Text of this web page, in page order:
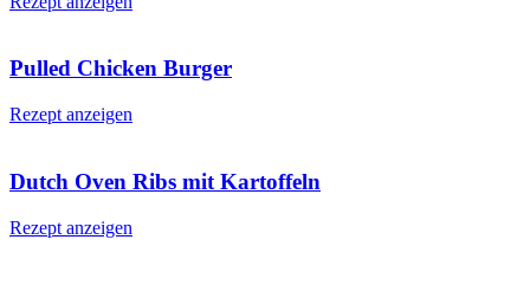
Pulled Chicken Burger
Rezept anzeigen
Dutch Oven Ribs mit Kartoffeln
Rezept anzeigen